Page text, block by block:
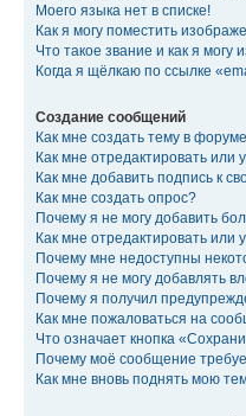
Моего языка нет в списке!
Как я могу поместить
Что такое звание и как я могу
Когда я щёлкаю по ссылке
Создание сообщений
Как мне создать тему в
Как мне отредактировать или
Как мне добавить подпись к
Как мне создать опрос?
Почему я не могу добавить
Как мне отредактировать или
Почему мне недоступны
Почему я не могу добавлять
Почему я получил
Как мне пожаловаться на
Что означает кнопка
Почему моё сообщение
Как мне вновь поднять мою